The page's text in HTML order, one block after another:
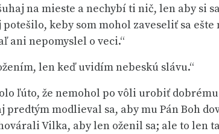
na mieste a nechybí ti nič, len aby si
keby som mohol zaveseliť sa ešte
ani nepomyslel o veci.“
len keď uvidím nebeskú slávu.“
ľúto, že nemohol po vôli urobiť dobrému
predtým modlieval sa, aby mu Pán Boh
Vilka, aby len oženil sa; ale to len